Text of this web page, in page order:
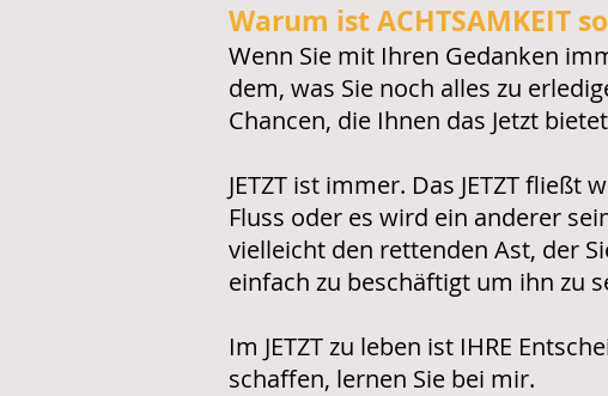
Warum ist ACHTSAMKEIT
Wenn Sie mit Ihren Gedanken
dem, was Sie noch alles zu
Chancen, die Ihnen das Jetzt
JETZT ist immer. Das JETZT fließt
Fluss oder es wird ein anderer
vielleicht den rettenden Ast, der
einfach zu beschäftigt um ihn zu
Im JETZT zu leben ist IHRE
schaffen, lernen Sie bei mir.